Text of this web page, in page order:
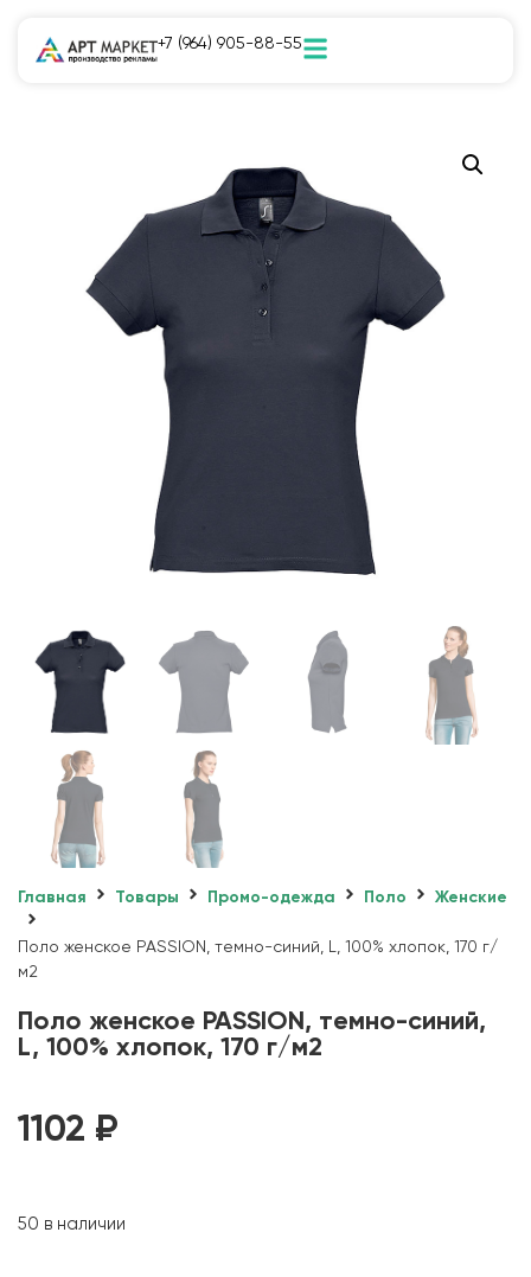
+7 (964) 905-88-55
Главная Товары Промо-одежда Поло Женские
Поло женское PASSION, темно-синий, L, 100% хлопок, 170 г/
м2
Поло женское PASSION, темно-синий,
L, 100% хлопок, 170 г/м2
1102 ₽
50 в наличии